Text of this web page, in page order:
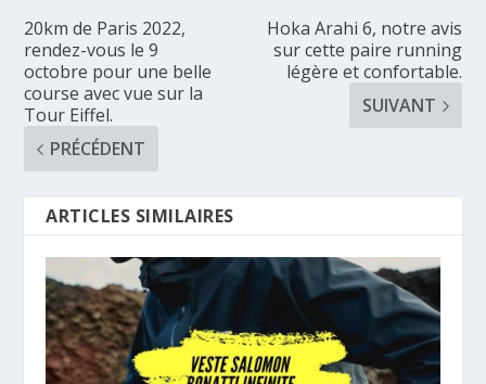
20km de Paris 2022,
rendez-vous le 9
octobre pour une belle
course avec vue sur la
Tour Eiffel.
PRÉCÉDENT
Hoka Arahi 6, notre avis
sur cette paire running
légère et confortable.
SUIVANT
ARTICLES SIMILAIRES